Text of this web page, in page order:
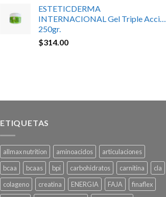
ESTETICDERMA
INTERNACIONAL Gel Triple Acción
250gr.
$314.00
ETIQUETAS
allmax nutrition aminoacidos
articulaciones
bcaa
bcaas bpi carbohidratos carnitina
cla
colageno
creatina ENERGIA FAJA
finaflex